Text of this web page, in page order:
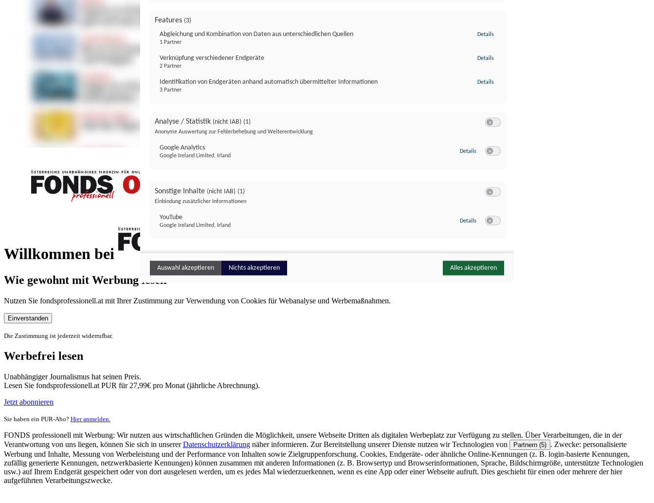
Willkommen bei
FONDS professionell
Wie gewohnt mit Werbung lesen
Nutzen Sie fondsprofessionell.at mit Ihrer Zustimmung zur Verwendung von Cookies für Webanalyse und Werbemaßnahmen.
Einverstanden
Die Zustimmung ist jederzeit widerrufbar.
Werbefrei lesen
Unabhängiger Journalismus hat seinen Preis.
Lesen Sie fondsprofessionell.at PUR für 27,99€ pro Monat (jährliche Abrechnung).
Jetzt abonnieren
Sie haben ein PUR-Abo? Hier anmelden.
FONDS professionell mit Werbung: Wir nutzen aus wirtschaftlichen Gründen die Möglichkeit, unsere Webseite Dritten als digitalen Werbeplatz zur Verfügung zu stellen. Über Verarbeitungen, die in der
Verantwortung von uns liegen, können Sie sich in unsererDatenschutzerklärung näher informieren. Zur Bereitstellung unserer Dienste nutzen wir Technologien von Partnern (5) . Zwecke: personalisierte
Werbung und Inhalte, Messung von Werbeleistung und der Performance von Inhalten sowie Zielgruppenforschung. Cookies, Endgeräte- oder ähnliche Online-Kennungen (z. B. login-basierte Kennungen,
zufällig generierte Kennungen, netzwerkbasierte Kennungen) können zusammen mit anderen Informationen (z. B. Browsertyp und Browserinformationen, Sprache, Bildschirmgröße, unterstützte Technologien
usw.) auf Ihrem Endgerät gespeichert oder von dort ausgelesen werden, um es jedes Mal wiederzuerkennen, wenn es eine App oder einer Webseite aufruft. Dies geschieht für einen oder mehrere der hier
aufgeführten Verarbeitungszwecke.
Features (3)
Abgleichung und Kombination von Daten aus unterschiedlichen Quellen
1 Partner
Details
Verknüpfung verschiedener Endgeräte
2 Partner
Details
Identifikation von Endgeräten anhand automatisch übermittelter Informationen
3 Partner
Details
Analyse / Statistik (nicht IAB) (1)
Anonyme Auswertung zur Fehlerbehebung und Weiterentwicklung
Google Analytics
Google Ireland Limited, Irland
Details zu Google Analytics
Sonstige Inhalte (nicht IAB) (1)
Einbindung zusätzlicher Informationen
YouTube
Google Ireland Limited, Irland
Details zu YouTube
Auswahl akzeptieren Nichts akzeptieren Alles akzeptieren